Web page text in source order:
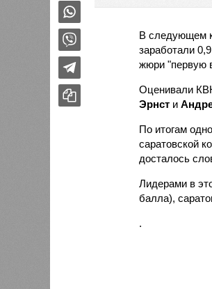
В следующем
заработали
жюри "первую
Оценивали
Эрнсти
По итогам
саратовской
досталось
Лидерами в
балла),
.